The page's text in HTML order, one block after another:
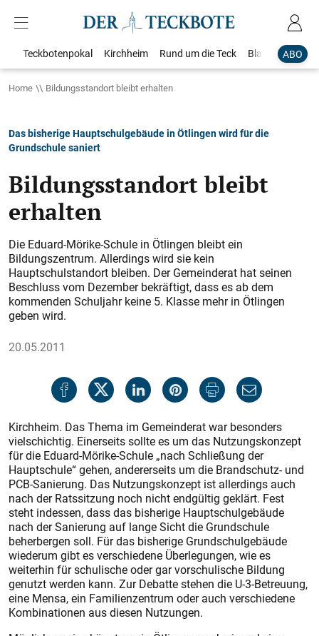
ABO
Teckbotenpokal Kirchheim Rund um die Teck Blaulicht
Home Bildungsstandort bleibt erhalten
Das bisherige Hauptschulgebäude in Ötlingen wird für die
Grundschule saniert
Bildungsstandort bleibt
erhalten
Die Eduard-Mörike-Schule in Ötlingen bleibt ein
Bildungszentrum. Allerdings wird sie kein
Hauptschulstandort bleiben. Der Gemeinderat hat seinen
Beschluss vom Dezember bekräftigt, dass es ab dem
kommenden Schuljahr keine 5. Klasse mehr in Ötlingen
geben wird.
20.05.2011
Kirchheim. Das Thema im Gemeinderat war besonders
vielschichtig. Einerseits sollte es um das Nutzungskonzept
für die Eduard-Mö­rike-Schule „nach Schließung der
Hauptschule“ gehen, andererseits um die Brandschutz- und
PCB-Sanierung. Das Nutzungskonzept ist allerdings auch
nach der Ratssitzung noch nicht endgültig geklärt. Fest
steht indessen, dass das bisherige Hauptschulgebäude
nach der Sanierung auf lange Sicht die Grundschule
beherbergen soll. Für das bisherige Grundschulgebäude
wiederum gibt es verschiedene Überlegungen, wie es
weiterhin für schulische oder gar vorschulische Bildung
genutzt werden kann. Zur Debatte stehen die U-3-Betreuung,
eine Mensa, ein Familienzentrum oder auch verschiedene
Kombinationen aus diesen Nutzungen.